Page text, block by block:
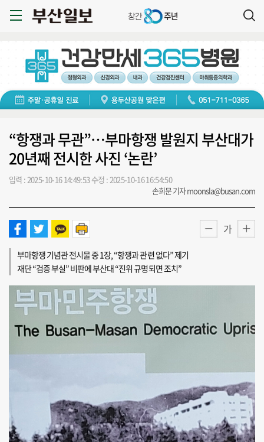
“항쟁과 무관”…부마항쟁 발원지 부산대가
20년째 전시한 사진 ‘논란’
입력 : 2025-10-16 14:49:53수정 : 2025-10-16 16:54:50
손희문 기자 moonsla@busan.com
가
부마항쟁 기념관 전시물 중 1장, “항쟁과 관련 없다” 제기
재단 “검증 부실” 비판에 부산대 “진위 규명되면 조치”